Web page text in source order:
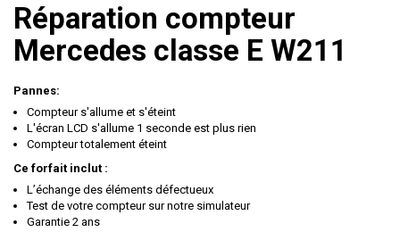
Réparation compteur
Mercedes classe E W211
Pannes:
Compteur s'allume et s'éteint
L'écran LCD s'allume 1 seconde est plus rien
Compteur totalement éteint
Ce forfait inclut :
L’échange des éléments défectueux
Test de votre compteur sur notre simulateur
Garantie 2 ans